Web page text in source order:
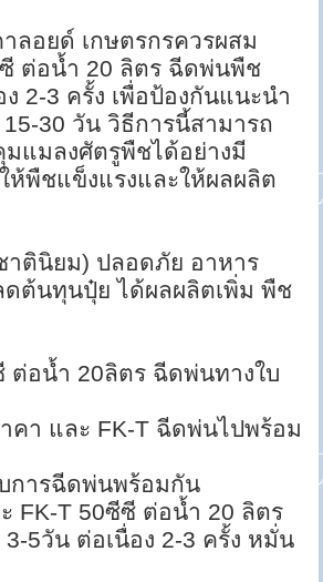
ลอยด์ เกษตรกรควรผสม
ต่อน้ำ 20 ลิตร ฉีดพ่นพืช
2-3 ครั้ง เพื่อป้องกันแนะนำ
30 วัน วิธีการนี้สามารถ
แมลงศัตรูพืชได้อย่างมี
ห้พืชแข็งแรงและให้ผลผลิต
าตินิยม) ปลอดภัย อาหาร
ดต้นทุนปุ๋ย ได้ผลผลิตเพิ่ม พืช
ต่อน้ำ 20ลิตร ฉีดพ่นทางใบ
คา และ FK-T ฉีดพ่นไปพร้อม
การฉีดพ่นพร้อมกัน
FK-T 50ซีซี ต่อน้ำ 20 ลิตร
5วัน ต่อเนื่อง 2-3 ครั้ง หมั่น